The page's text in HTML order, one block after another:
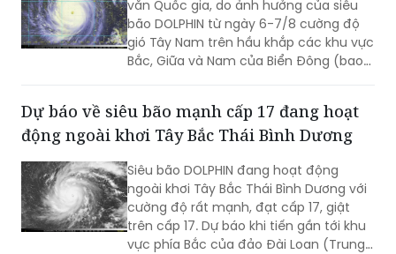
văn Quốc gia, do ảnh hưởng của siêu
bão DOLPHIN từ ngày 6-7/8 cường độ
gió Tây Nam trên hầu khắp các khu vực
Bắc, Giữa và Nam của Biển Đông (bao
cao từ 2-4m, biển động rất mạnh.
Dự báo về siêu bão mạnh cấp 17 đang hoạt
động ngoài khơi Tây Bắc Thái Bình Dương
Siêu bão DOLPHIN đang hoạt động
ngoài khơi Tây Bắc Thái Bình Dương với
cường độ rất mạnh, đạt cấp 17, giật
trên cấp 17. Dự báo khi tiến gần tới khu
vực phía Bắc của đảo Đài Loan (Trung